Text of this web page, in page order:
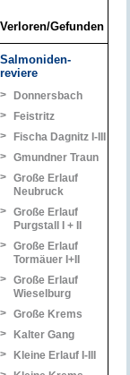
Verloren/Gefunden
Salmoniden-
reviere
>
Donnersbach
>
Feistritz
>
Fischa Dagnitz I-III
> Gmundner Traun
> Große Erlauf
Neubruck
> Große Erlauf
Purgstall I + II
> Große Erlauf
Tormäuer I+II
> Große Erlauf
Wieselburg
> Große Krems
>
Kalter Gang
>
Kleine Erlauf I-III